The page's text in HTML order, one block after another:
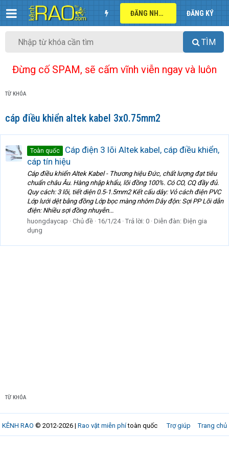
ĐĂNG NHẬP ĐĂNG KÝ
TÌM
Đừng cố SPAM, sẽ cấm vĩnh viễn ngay và luôn
TỪ KHÓA
cáp điều khiển altek kabel 3x0.75mm2
Toàn quốc
Cáp điện 3 lõi Altek kabel, cáp điều khiển,
cáp tín hiệu
Cáp điều khiển Altek Kabel - Thương hiệu Đức, chất lượng đạt tiêu
chuẩn châu Âu. Hàng nhập khẩu, lõi đồng 100%. Có CO, CQ đầy đủ.
Quy cách: 3 lõi, tiết diện 0.5-1.5mm2 Kết cấu dây: Vỏ cách điện PVC
Lớp lưới dệt bằng đồng Lớp bọc màng nhôm Dây độn: Sợi PP Lõi dẫn
điện: Nhiều sợi đồng nhuyễn...
huongdaycap
Chủ đề 16/1/24 Trả lời: 0 Diễn đàn: Điện gia
dụng
TỪ KHÓA
Trợ giúp Trang chủ
KÊNH RAO © 2012-2026 | Rao vặt miễn phítoàn quốc